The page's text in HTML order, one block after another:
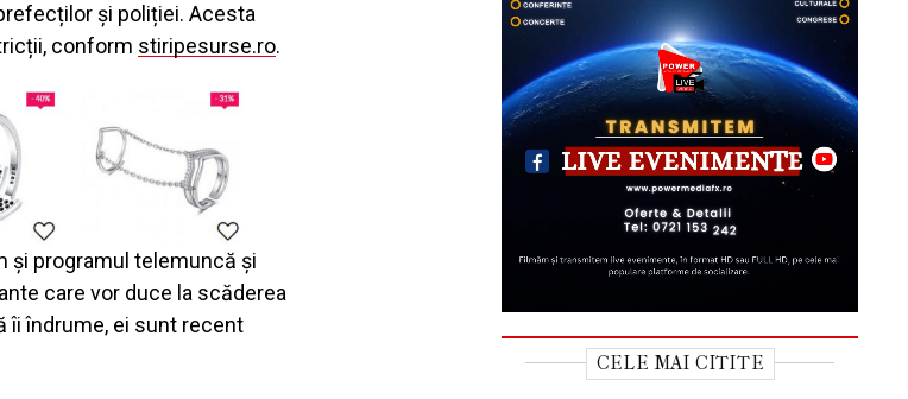
și poliției. Acesta
conform stiripesurse.ro.
și programul telemuncă și
care vor duce la scăderea
îi îndrume, ei sunt recent
CELE MAI CITITE